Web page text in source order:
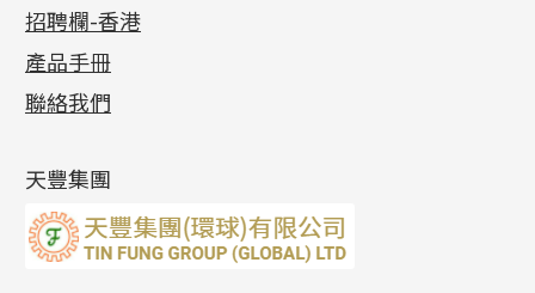
十字閃O鏈系列
十字錘打鏈系列
側身車花鏈系列
側身鏈系列
雙十字鏈系列
水波鏈系列
蛇骨鏈系列
鏈尾系列
梅花迫系列
平臺迫系列
綫拍系列
美拍系列
耳環扣系列
耳綫/耳鈎系列
耳環爪頭
耳環
調節珠系列
生圈扣系列
龍蝦扣系列
鴨俐制系列
字母吊墜
相盒吊墜
項鏈吊墜
生肖吊墜
珠盤系列
袖口鈕系列
焊片及鐳射綫
空心車花管
珠類配件
無孔光身珠
空心光身珠
無孔批花珠
車花片
動感車花片
鑲口戒指
鑲口手鏈系列
戒指系列
空心耳環
空心车花管首饰链
空心手鐲系列
千足金
記憶金屬系列
記憶戒指
拉簧珠珠手鏈
記憶鈦手鐲
各項證書(2)
相片集(9)
展覽會資訊
最新產品資訊
招聘欄-香港
產品手冊
聯絡我們
天豐集團